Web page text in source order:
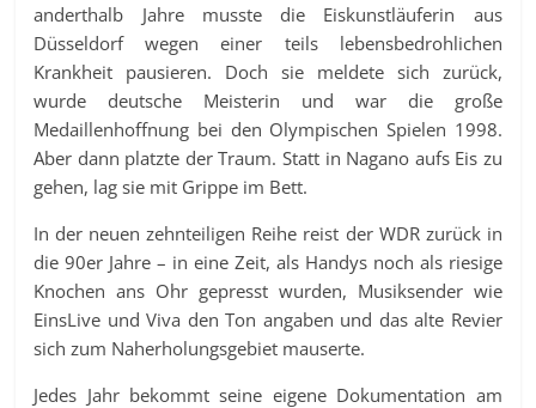
anderthalb Jahre musste die Eiskunstläuferin aus
Düsseldorf wegen einer teils lebensbedrohlichen
Krankheit pausieren. Doch sie meldete sich zurück,
wurde deutsche Meisterin und war die große
Medaillenhoffnung bei den Olympischen Spielen 1998.
Aber dann platzte der Traum. Statt in Nagano aufs Eis zu
gehen, lag sie mit Grippe im Bett.
In der neuen zehnteiligen Reihe reist der WDR zurück in
die 90er Jahre – in eine Zeit, als Handys noch als riesige
Knochen ans Ohr gepresst wurden, Musiksender wie
EinsLive und Viva den Ton angaben und das alte Revier
sich zum Naherholungsgebiet mauserte.
Jedes Jahr bekommt seine eigene Dokumentation am